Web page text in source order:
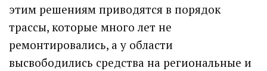
этим решениям приводятся в порядок
трассы, которые много лет не
ремонтировались, а у области
высвободились средства на региональные и